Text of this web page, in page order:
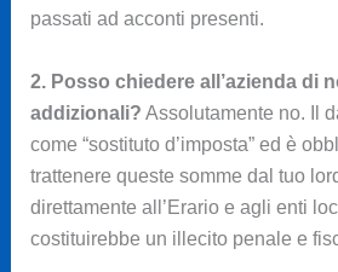
passati ad acconti presenti.
2. Posso chiedere all’azienda di
addizionali? Assolutamente no. Il
come “sostituto d’imposta” ed è
trattenere queste somme dal tuo
direttamente all’Erario e agli enti
costituirebbe un illecito penale e